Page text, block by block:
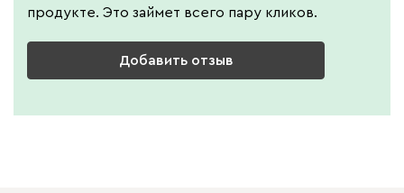
продукте. Это займет всего пару кликов.
Добавить отзыв